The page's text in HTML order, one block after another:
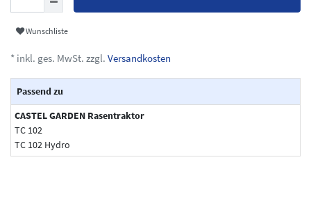
Wunschliste
* inkl. ges. MwSt. zzgl. Versandkosten
Passend zu
CASTEL GARDEN Rasentraktor
TC 102
TC 102 Hydro